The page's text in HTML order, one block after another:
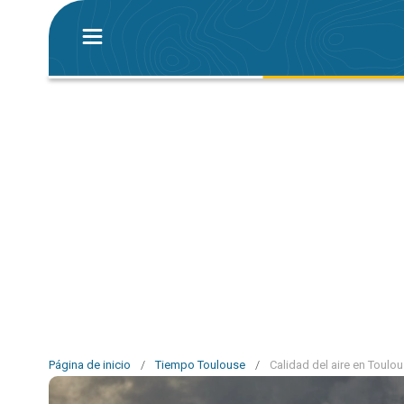
Página de inicio / Tiempo Toulouse / Calidad del aire en